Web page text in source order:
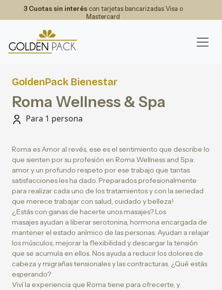
3 Cuotas sin interéscon tarjetas bancarizadas Visa o
Mastercard
GoldenPack Bienestar
Roma Wellness & Spa
Para 1 persona
Roma es Amor al revés, ese es el sentimiento que describe lo
que sienten por su profesión en Roma Wellness and Spa:
amor y un profundo respeto por ese trabajo que tantas
satisfacciones les ha dado. Preparados profesionalmente
para realizar cada uno de los tratamientos y con la seriedad
que merece trabajar con salud, cuidado y belleza!
¿Estás con ganas de hacerte unos masajes? Los
masajes ayudan a liberar serotonina, hormona encargada de
mantener el estado anímico de las personas. Ayudan a relajar
los músculos, mejorar la flexibilidad y descargar la tensión
que se acumula en ellos. Nos ayuda a reducir los dolores de
cabeza y migrañas tensionales y las contracturas. ¿Qué estás
esperando?
Viví la experiencia que Roma tiene para ofrecerte, y